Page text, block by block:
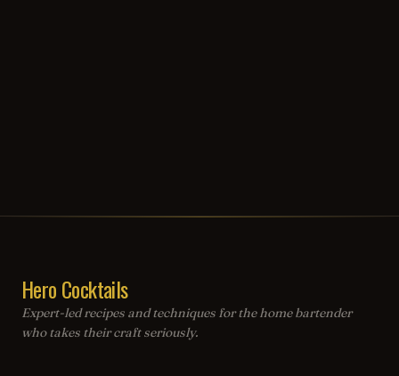
Hero Cocktails
Expert-led recipes and techniques for the home bartender
who takes their craft seriously.